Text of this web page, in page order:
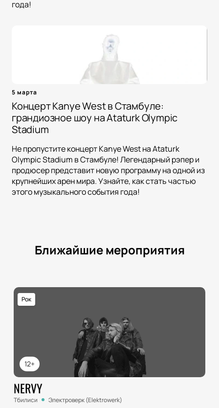
года!
5 марта
Концерт Kanye West в Стамбуле:
грандиозное шоу на Ataturk Olympic
Stadium
Не пропустите концерт Kanye West на Ataturk
Olympic Stadium в Стамбуле! Легендарный рэпер и
продюсер представит новую программу на одной из
крупнейших арен мира. Узнайте, как стать частью
этого музыкального события года!
Ближайшие мероприятия
12+
Рок
NERVY
Тбилиси Электроверк (Elektrowerk)